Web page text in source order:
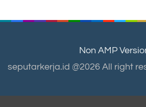
Non AMP
seputarkerja.id @2026 All right